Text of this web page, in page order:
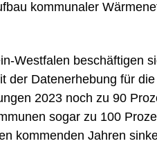
kommunaler
Westfalen beschäftigen
der Datenerhebung für
2023 noch zu 90
sogar zu 100
kommenden Jahren